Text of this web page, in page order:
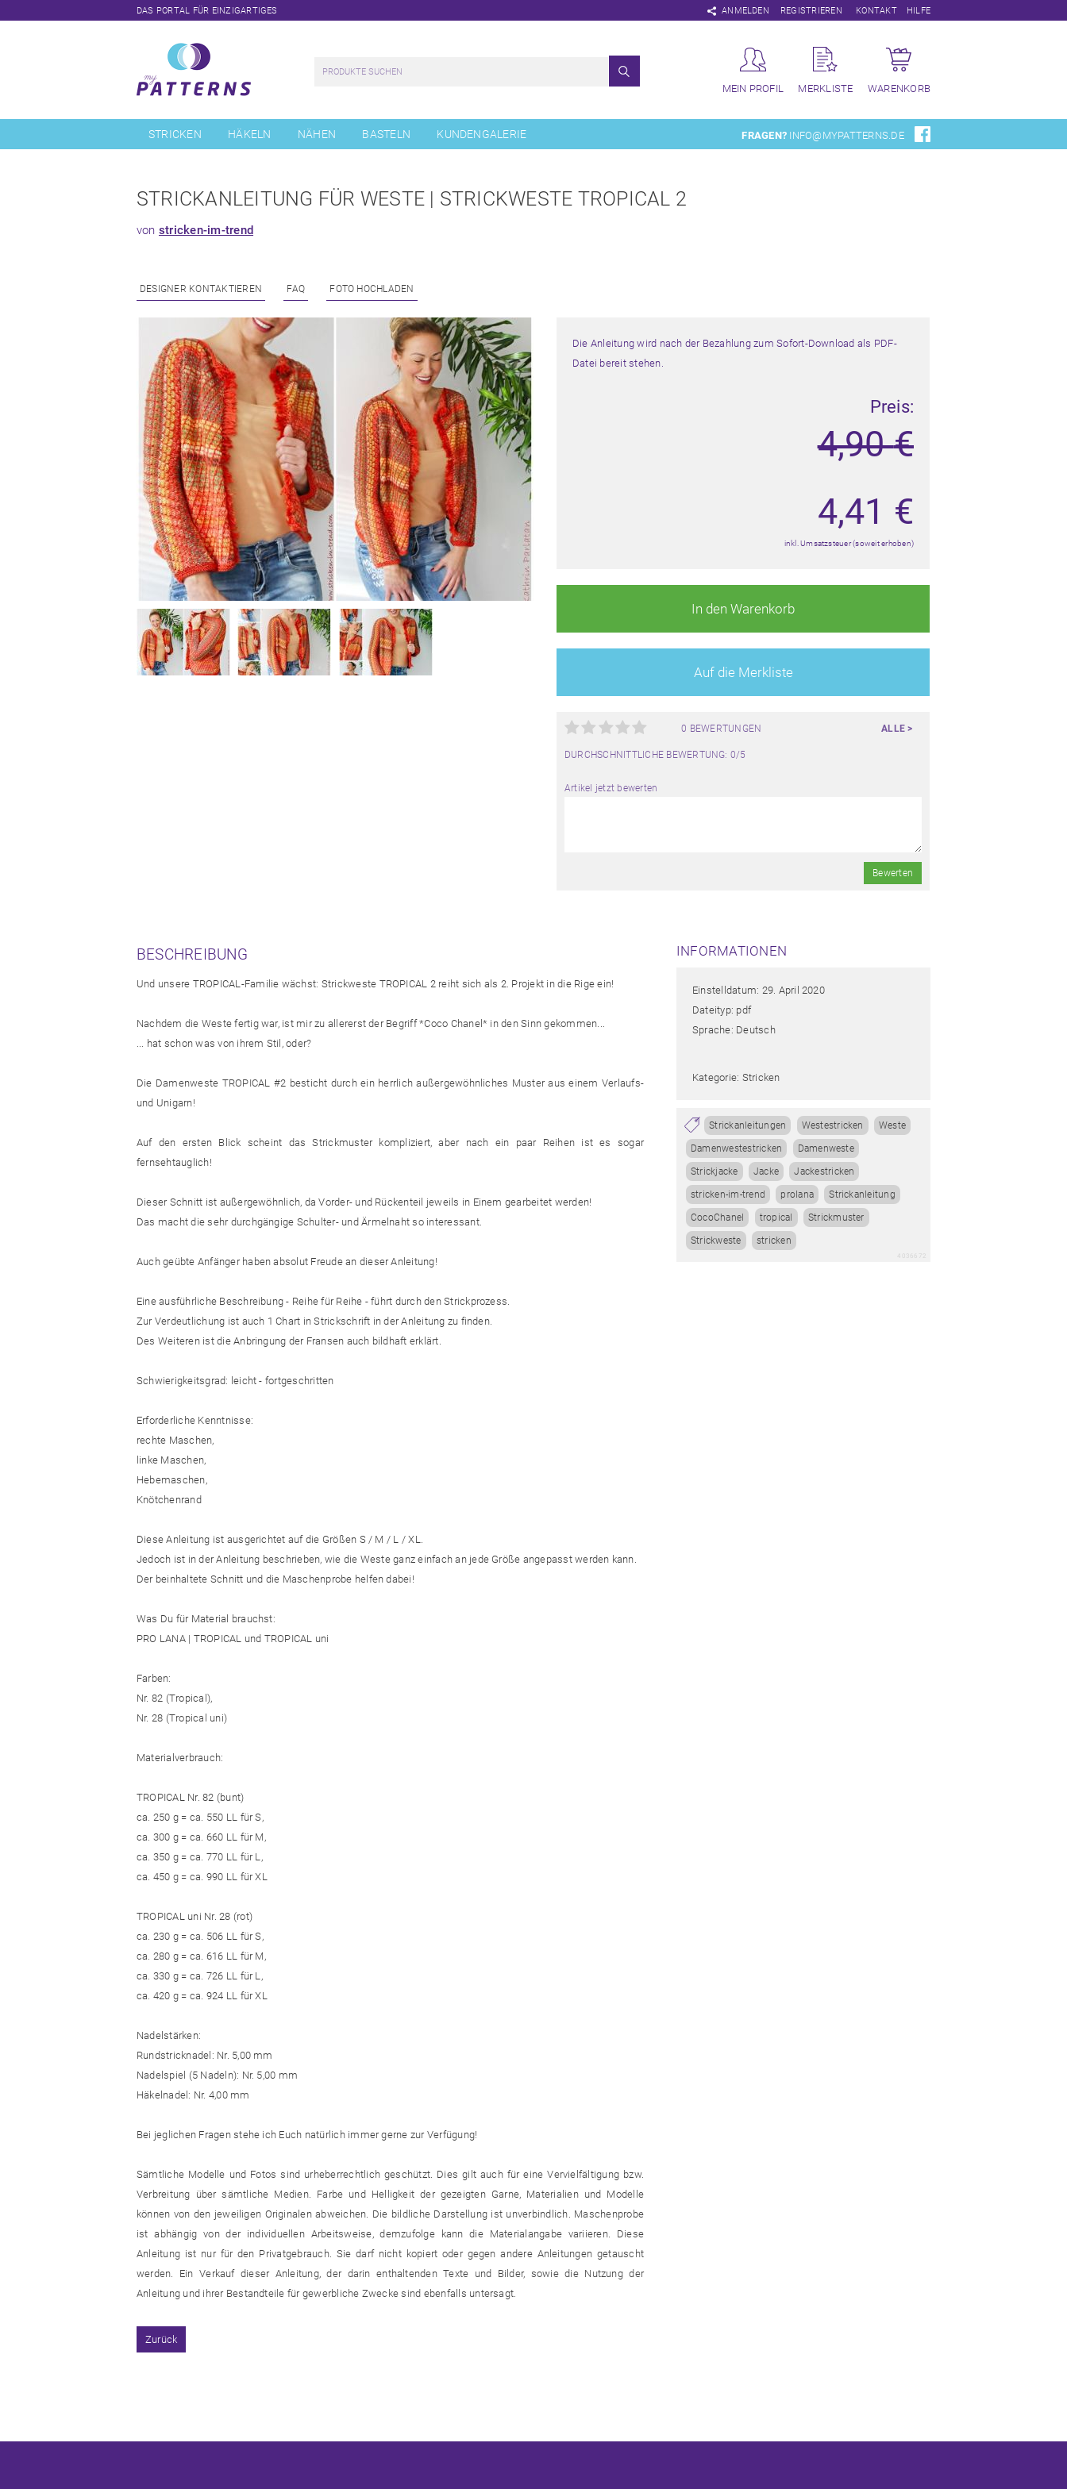
DAS PORTAL FÜR EINZIGARTIGES ANMELDEN
Navigation
überspringen
REGISTRIEREN KONTAKT HILFE
MEIN PROFIL MERKLISTE WARENKORB
überspringen
STRICKEN HÄKELN NÄHEN BASTELN KUNDENGALERIE FRAGEN? INFO@MYPATTERNS.DE
STRICKANLEITUNG FÜR WESTE | STRICKWESTE TROPICAL 2
von stricken-im-trend
DESIGNER KONTAKTIEREN FAQ FOTO HOCHLADEN
Die Anleitung wird nach der Bezahlung zum Sofort-Download als PDF-
Datei bereit stehen.
Preis:
4,90€
4,41 €
inkl. Umsatzsteuer (soweit erhoben)
In den Warenkorb
Auf die Merkliste
0 BEWERTUNGEN ALLE >
DURCHSCHNITTLICHE BEWERTUNG: 0/5
Artikel jetzt bewerten
Bewerten
BESCHREIBUNG
Und unsere TROPICAL-Familie wächst: Strickweste TROPICAL 2 reiht sich als 2. Projekt in die Rige ein!
Nachdem die Weste fertig war, ist mir zu allererst der Begriff *Coco Chanel* in den Sinn gekommen...
... hat schon was von ihrem Stil, oder?
Die Damenweste TROPICAL #2 besticht durch ein herrlich außergewöhnliches Muster aus einem Verlaufs-
und Unigarn!
Auf den ersten Blick scheint das Strickmuster kompliziert, aber nach ein paar Reihen ist es sogar
fernsehtauglich!
Dieser Schnitt ist außergewöhnlich, da Vorder- und Rückenteil jeweils in Einem gearbeitet werden!
Das macht die sehr durchgängige Schulter- und Ärmelnaht so interessant.
Auch geübte Anfänger haben absolut Freude an dieser Anleitung!
Eine ausführliche Beschreibung - Reihe für Reihe - führt durch den Strickprozess.
Zur Verdeutlichung ist auch 1 Chart in Strickschrift in der Anleitung zu finden.
Des Weiteren ist die Anbringung der Fransen auch bildhaft erklärt.
Schwierigkeitsgrad: leicht - fortgeschritten
Erforderliche Kenntnisse:
rechte Maschen,
linke Maschen,
Hebemaschen,
Knötchenrand
Diese Anleitung ist ausgerichtet auf die Größen S / M / L / XL.
Jedoch ist in der Anleitung beschrieben, wie die Weste ganz einfach an jede Größe angepasst werden kann.
Der beinhaltete Schnitt und die Maschenprobe helfen dabei!
Was Du für Material brauchst:
PRO LANA | TROPICAL und TROPICAL uni
Farben:
Nr. 82 (Tropical),
Nr. 28 (Tropical uni)
Materialverbrauch:
TROPICAL Nr. 82 (bunt)
ca. 250 g = ca. 550 LL für S,
ca. 300 g = ca. 660 LL für M,
ca. 350 g = ca. 770 LL für L,
ca. 450 g = ca. 990 LL für XL
TROPICAL uni Nr. 28 (rot)
ca. 230 g = ca. 506 LL für S,
ca. 280 g = ca. 616 LL für M,
ca. 330 g = ca. 726 LL für L,
ca. 420 g = ca. 924 LL für XL
Nadelstärken:
Rundstricknadel: Nr. 5,00 mm
Nadelspiel (5 Nadeln): Nr. 5,00 mm
Häkelnadel: Nr. 4,00 mm
Bei jeglichen Fragen stehe ich Euch natürlich immer gerne zur Verfügung!
Sämtliche Modelle und Fotos sind urheberrechtlich geschützt. Dies gilt auch für eine Vervielfältigung bzw.
Verbreitung über sämtliche Medien. Farbe und Helligkeit der gezeigten Garne, Materialien und Modelle
können von den jeweiligen Originalen abweichen. Die bildliche Darstellung ist unverbindlich. Maschenprobe
ist abhängig von der individuellen Arbeitsweise, demzufolge kann die Materialangabe variieren. Diese
Anleitung ist nur für den Privatgebrauch. Sie darf nicht kopiert oder gegen andere Anleitungen getauscht
werden. Ein Verkauf dieser Anleitung, der darin enthaltenden Texte und Bilder, sowie die Nutzung der
Anleitung und ihrer Bestandteile für gewerbliche Zwecke sind ebenfalls untersagt.
INFORMATIONEN
Einstelldatum: 29. April 2020
Dateityp: pdf
Sprache: Deutsch
Kategorie: Stricken
Strickanleitungen Westestricken Weste
Damenwestestricken Damenweste
Strickjacke Jacke Jackestricken
stricken-im-trend prolana Strickanleitung
CocoChanel tropical Strickmuster
Strickweste stricken
Zurück